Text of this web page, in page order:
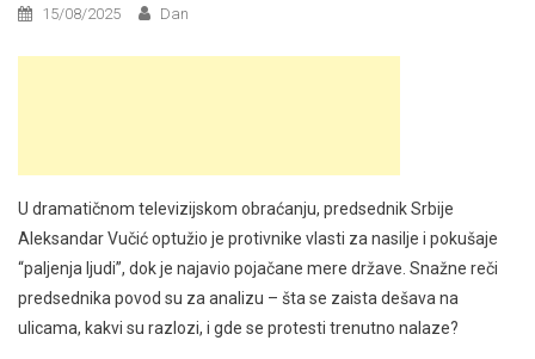
15/08/2025 Dan
U dramatičnom televizijskom obraćanju, predsednik Srbije
Aleksandar Vučić optužio je protivnike vlasti za nasilje i pokušaje
“paljenja ljudi”, dok je najavio pojačane mere države. Snažne reči
predsednika povod su za analizu – šta se zaista dešava na
ulicama, kakvi su razlozi, i gde se protesti trenutno nalaze?